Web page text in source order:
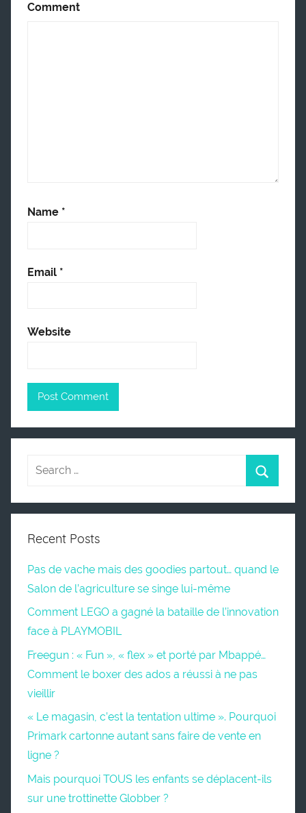
Comment
Name *
Email *
Website
Recent Posts
Pas de vache mais des goodies partout… quand le
Salon de l’agriculture se singe lui-même
Comment LEGO a gagné la bataille de l’innovation
face à PLAYMOBIL
Freegun : « Fun », « flex » et porté par Mbappé…
Comment le boxer des ados a réussi à ne pas
vieillir
« Le magasin, c’est la tentation ultime ». Pourquoi
Primark cartonne autant sans faire de vente en
ligne ?
Mais pourquoi TOUS les enfants se déplacent-ils
sur une trottinette Globber ?